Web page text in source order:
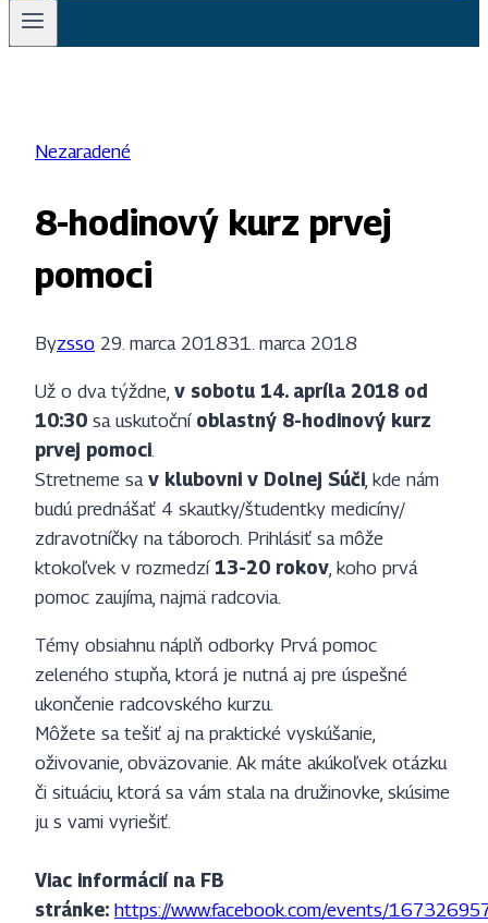
Nezaradené
8-hodinový kurz prvej
pomoci
Byzsso 29. marca 201831. marca 2018
Už o dva týždne, v sobotu 14. apríla 2018 od
10:30 sa uskutoční oblastný 8-hodinový kurz
prvej pomoci.
Stretneme sav klubovni v Dolnej Súči, kde nám
budú prednášať 4 skautky/študentky medicíny/
zdravotníčky na táboroch. Prihlásiť sa môže
ktokoľvek v rozmedzí 13-20 rokov, koho prvá
pomoc zaujíma, najmä radcovia.
Témy obsiahnu náplň odborky Prvá pomoc
zeleného stupňa, ktorá je nutná aj pre úspešné
ukončenie radcovského kurzu.
Môžete sa tešiť aj na praktické vyskúšanie,
oživovanie, obväzovanie. Ak máte akúkoľvek otázku
či situáciu, ktorá sa vám stala na družinovke, skúsime
ju s vami vyriešiť.
Viac informácií na FB
stránke: https://www.facebook.com/events/